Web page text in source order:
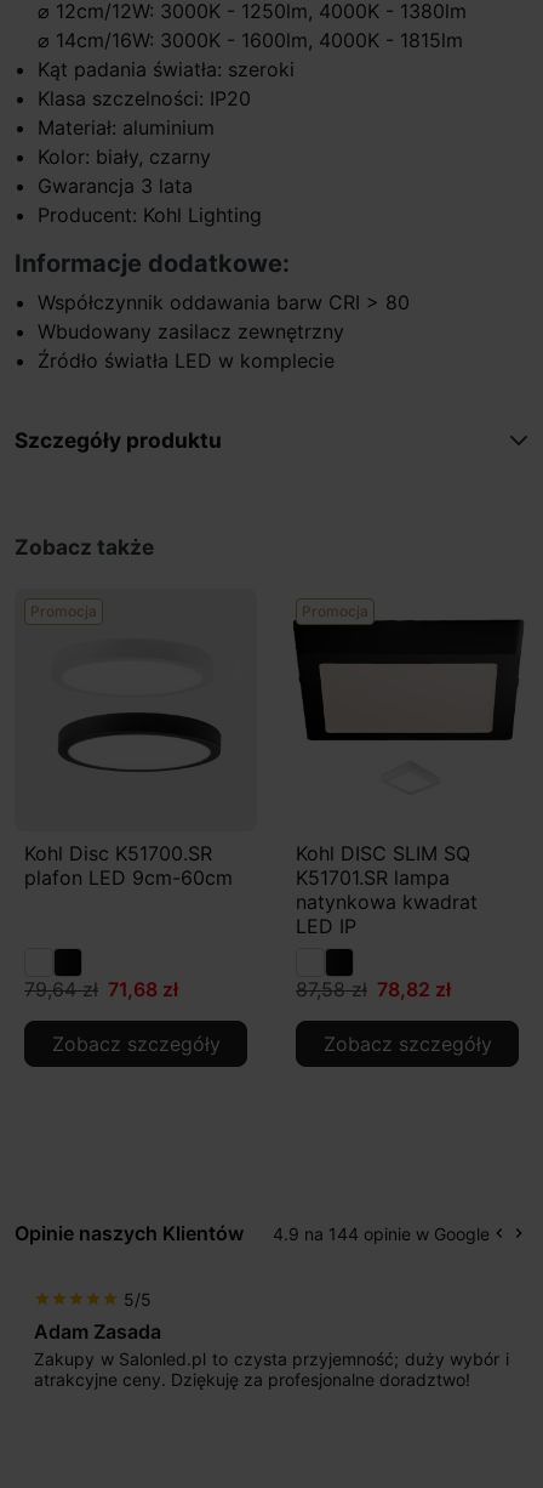
⌀ 12cm/12W: 3000K - 1250lm, 4000K - 1380lm
⌀ 14cm/16W: 3000K - 1600lm, 4000K - 1815lm
Kąt padania światła: szeroki
Klasa szczelności: IP20
Materiał: aluminium
Kolor: biały, czarny
Gwarancja 3 lata
Producent: Kohl Lighting
Informacje dodatkowe:
Współczynnik oddawania barw CRI > 80
Wbudowany zasilacz zewnętrzny
Źródło światła LED w komplecie
Szczegóły produktu
Zobacz także
Promocja
Kohl Disc K51700.SR
plafon LED 9cm-60cm
79,64 zł 71,68 zł
Zobacz szczegóły
Promocja
Kohl DISC SLIM SQ
K51701.SR lampa
natynkowa kwadrat
LED IP
87,58 zł 78,82 zł
Zobacz szczegóły
Opinie naszych Klientów 4.9 na 144 opinie w Google keyboard_arrow_left keyboard_arrow_right
star star star star star 5/5
Adam Zasada
Zakupy w Salonled.pl to czysta przyjemność; duży wybór i
atrakcyjne ceny. Dziękuję za profesjonalne doradztwo!